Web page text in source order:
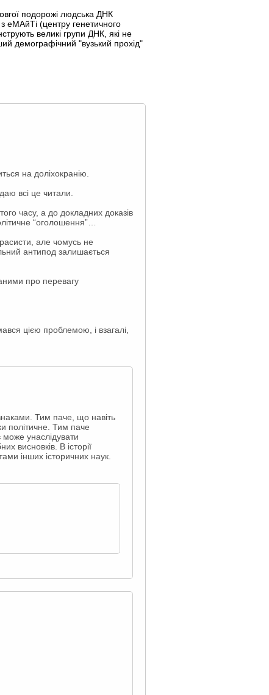
подорожі людська ДНК
еМАйТі (центру генетичного
великі групи ДНК, які не
демографічний "вузький прохід"
на доліхокранію.
всі це читали.
часу, а до докладних доказів
“оголошення”…
але чомусь не
антипод залишається
про перевагу
цією проблемою, і взагалі,
Тим паче, що навіть
політичне. Тим паче
може унаслідувати
висновків. В історії
інших історичних наук.